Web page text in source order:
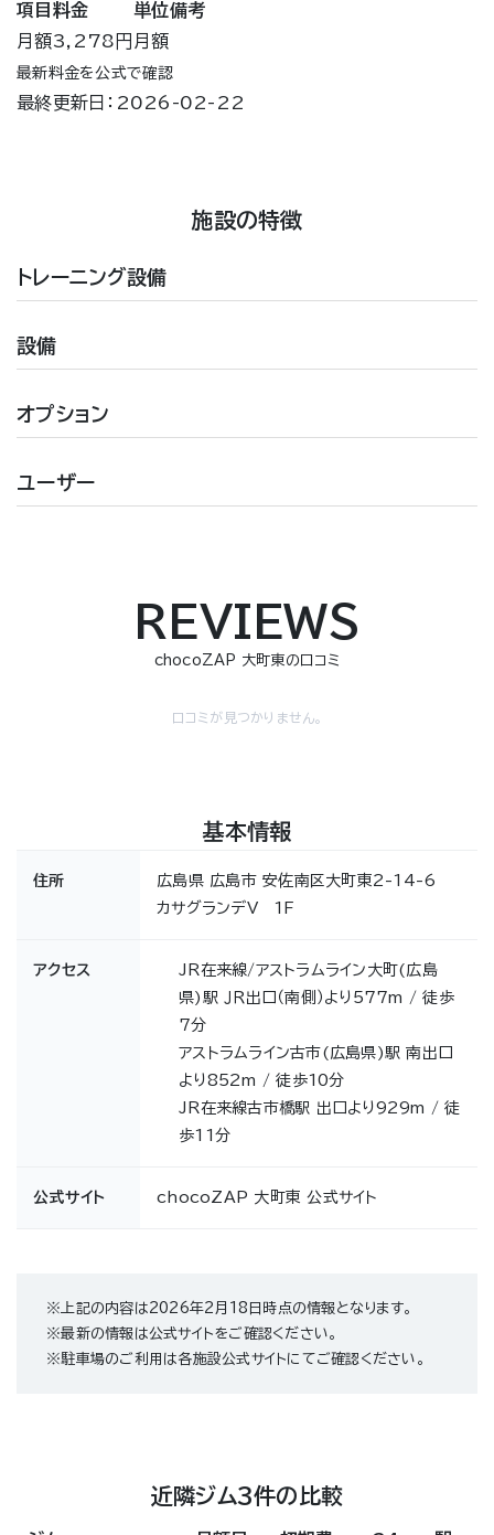
項目 料金 単位備考
月額3,278円 月額
最新料金を公式で確認
最終更新日：2026-02-22
施設の特徴
トレーニング設備
設備
オプション
ユーザー
REVIEWS
chocoZAP 大町東の口コミ
口コミが見つかりません。
基本情報
住所
広島県 広島市 安佐南区大町東2-14-6
カサグランデV 1F
アクセス
JR在来線/アストラムライン大町(広島
県)駅 ＪＲ出口（南側）より577m / 徒歩
7分
アストラムライン古市(広島県)駅 南出口
より852m / 徒歩10分
JR在来線古市橋駅 出口より929m / 徒
歩11分
公式サイト chocoZAP 大町東 公式サイト
※上記の内容は2026年2月18日時点の情報となります。
※最新の情報は公式サイトをご確認ください。
※駐車場のご利用は各施設公式サイトにてご確認ください。
近隣ジム3件の比較